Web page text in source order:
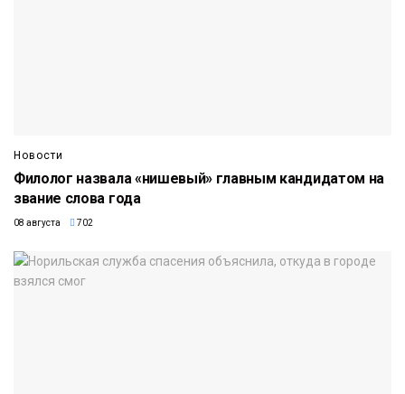
Новости
Филолог назвала «нишевый» главным кандидатом на
звание слова года
08 августа 702